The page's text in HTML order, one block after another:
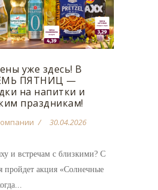
уже здесь! В
ПЯТНИЦ —
на напитки и
праздникам!
30.04.2026
и встречам с близкими? С
пройдет акция «Солнечные